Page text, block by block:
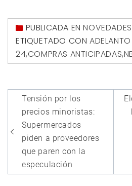
PUBLICADA ENNOVEDADES
ETIQUETADO CON
24,COMPRAS ANTICIPADAS,
Navegación
de
entradas
Tensión por los
precios minoristas:
Supermercados
piden a proveedores
que paren con la
especulación